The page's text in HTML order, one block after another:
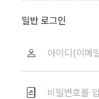
일반 로그인